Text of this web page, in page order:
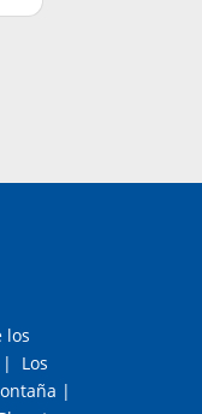
los
| Los
|